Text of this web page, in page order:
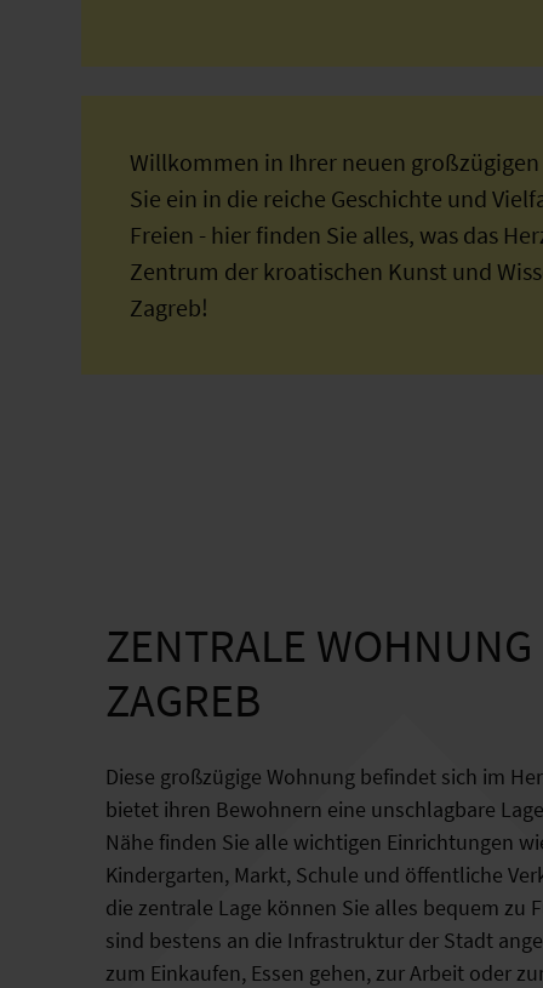
Willkommen in Ihrer neuen
Sie ein in die reiche Geschichte und
Freien - hier finden Sie alles, was das
Zentrum der kroatischen Kunst und
Zagreb!
ZENTRALE WOHNUNG
ZAGREB
Diese großzügige Wohnung befindet sich im
bietet ihren Bewohnern eine unschlagbare
Nähe finden Sie alle wichtigen Einrichtungen
Kindergarten, Markt, Schule und öffentliche
die zentrale Lage können Sie alles bequem zu
sind bestens an die Infrastruktur der Stadt
zum Einkaufen, Essen gehen, zur Arbeit oder